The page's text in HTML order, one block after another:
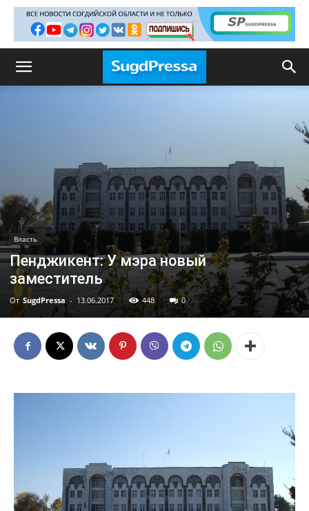
Власть
Пенджикент: У мэра новый
заместитель
От SugdPressa - 13.06.2017 448 0